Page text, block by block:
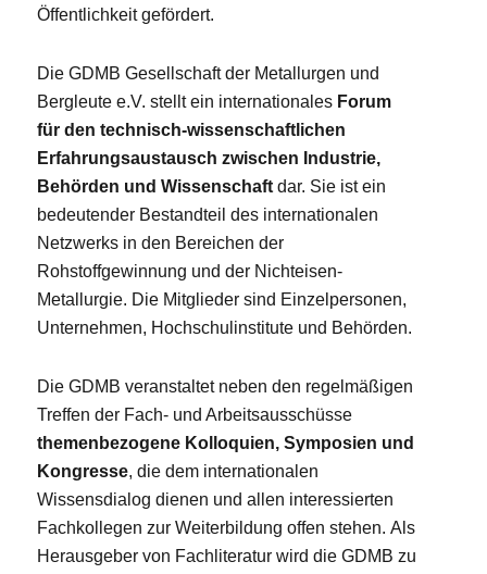
Öffentlichkeit gefördert.
Die GDMB Gesellschaft der Metallurgen und
Bergleute e.V. stellt ein internationales Forum
für den technisch-wissenschaftlichen
Erfahrungsaustausch zwischen Industrie,
Behörden und Wissenschaft dar. Sie ist ein
bedeutender Bestandteil des internationalen
Netzwerks in den Bereichen der
Rohstoffgewinnung und der Nichteisen-
Metallurgie. Die Mitglieder sind Einzelpersonen,
Unternehmen, Hochschulinstitute und Behörden.
Die GDMB veranstaltet neben den regelmäßigen
Treffen der Fach- und Arbeitsausschüsse
themenbezogene Kolloquien, Symposien und
Kongresse, die dem internationalen
Wissensdialog dienen und allen interessierten
Fachkollegen zur Weiterbildung offen stehen. Als
Herausgeber von Fachliteratur wird die GDMB zu